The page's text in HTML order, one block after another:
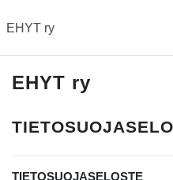
EHYT ry
EHYT ry
TIETOSUOJASELOSTE